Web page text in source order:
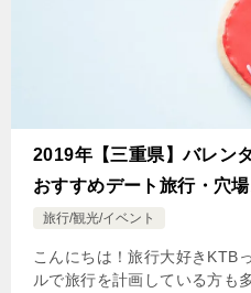
2019年【三重県】バレン
おすすめデート旅行・穴
旅行/観光/イベント
こんにちは！旅行大好き
ルで旅行を計画している方も